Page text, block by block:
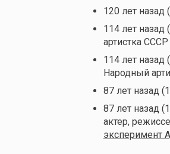
120 лет назад
114 лет назад
артистка СССР
114 лет назад
Народный
87 лет назад
87 лет назад
актер,
эксперимент